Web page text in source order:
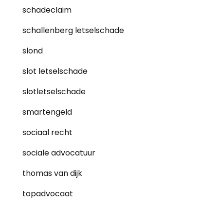
schadeclaim
schallenberg letselschade
slond
slot letselschade
slotletselschade
smartengeld
sociaal recht
sociale advocatuur
thomas van dijk
topadvocaat